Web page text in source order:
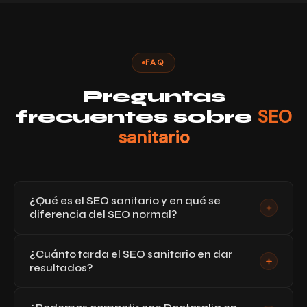
FAQ
Preguntas
frecuentes sobre SEO
sanitario
¿Qué es el SEO sanitario y en qué se
diferencia del SEO normal?
al sector salud con capas adicionales: criterios E-E-A-
T más estrictos de Google para páginas médicas
competencia con portales como Doctoralia y Top
¿Cuánto tarda el SEO sanitario en dar
resultados?